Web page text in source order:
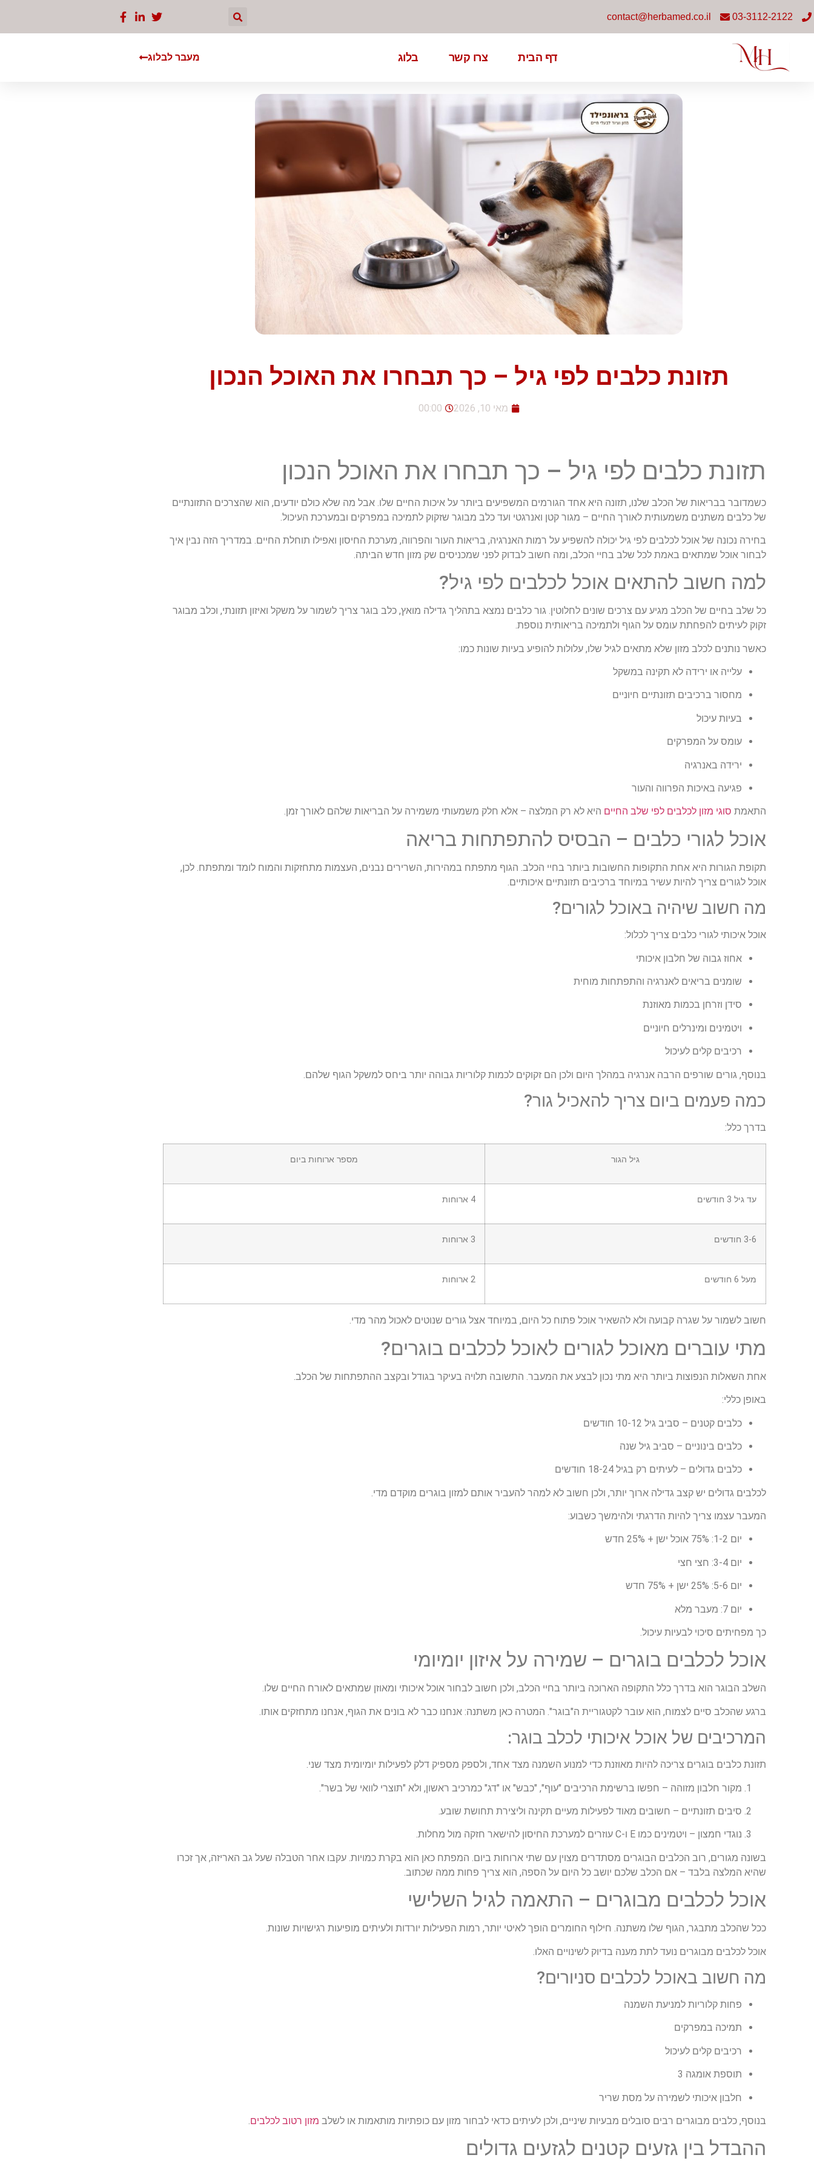
03-3112-2122
contact@herbamed.co.il
דף הבית צרו קשר בלוג מעבר לבלוג
תזונת כלבים לפי גיל – כך תבחרו את האוכל הנכון
מאי 10, 2026 00:00
תזונת כלבים לפי גיל – כך תבחרו את האוכל הנכון
כשמדובר בבריאות של הכלב שלנו, תזונה היא אחד הגורמים המשפיעים ביותר על איכות החיים שלו. אבל מה שלא כולם יודעים, הוא שהצרכים התזונתיים
של כלבים משתנים משמעותית לאורך החיים – מגור קטן ואנרגטי ועד כלב מבוגר שזקוק לתמיכה במפרקים ובמערכת העיכול.
בחירה נכונה של אוכל לכלבים לפי גיל יכולה להשפיע על רמות האנרגיה, בריאות העור והפרווה, מערכת החיסון ואפילו תוחלת החיים. במדריך הזה נבין איך
לבחור אוכל שמתאים באמת לכל שלב בחיי הכלב, ומה חשוב לבדוק לפני שמכניסים שק מזון חדש הביתה.
למה חשוב להתאים אוכל לכלבים לפי גיל?
כל שלב בחיים של הכלב מגיע עם צרכים שונים לחלוטין. גור כלבים נמצא בתהליך גדילה מואץ, כלב בוגר צריך לשמור על משקל ואיזון תזונתי, וכלב מבוגר
זקוק לעיתים להפחתת עומס על הגוף ולתמיכה בריאותית נוספת.
כאשר נותנים לכלב מזון שלא מתאים לגיל שלו, עלולות להופיע בעיות שונות כמו:
עלייה או ירידה לא תקינה במשקל
מחסור ברכיבים תזונתיים חיוניים
בעיות עיכול
עומס על המפרקים
ירידה באנרגיה
פגיעה באיכות הפרווה והעור
התאמת סוגי מזון לכלבים לפי שלב החיים היא לא רק המלצה – אלא חלק משמעותי משמירה על הבריאות שלהם לאורך זמן.
אוכל לגורי כלבים – הבסיס להתפתחות בריאה
תקופת הגורות היא אחת התקופות החשובות ביותר בחיי הכלב. הגוף מתפתח במהירות, השרירים נבנים, העצמות מתחזקות והמוח לומד ומתפתח. לכן,
אוכל לגורים צריך להיות עשיר במיוחד ברכיבים תזונתיים איכותיים.
מה חשוב שיהיה באוכל לגורים?
אוכל איכותי לגורי כלבים צריך לכלול:
אחוז גבוה של חלבון איכותי
שומנים בריאים לאנרגיה והתפתחות מוחית
סידן וזרחן בכמות מאוזנת
ויטמינים ומינרלים חיוניים
רכיבים קלים לעיכול
בנוסף, גורים שורפים הרבה אנרגיה במהלך היום ולכן הם זקוקים לכמות קלוריות גבוהה יותר ביחס למשקל הגוף שלהם.
כמה פעמים ביום צריך להאכיל גור?
בדרך כלל:
גיל הגור מספר ארוחות ביום
עד גיל 3 חודשים 4 ארוחות
3-6 חודשים 3 ארוחות
מעל 6 חודשים 2 ארוחות
חשוב לשמור על שגרה קבועה ולא להשאיר אוכל פתוח כל היום, במיוחד אצל גורים שנוטים לאכול מהר מדי.
מתי עוברים מאוכל לגורים לאוכל לכלבים בוגרים?
אחת השאלות הנפוצות ביותר היא מתי נכון לבצע את המעבר. התשובה תלויה בעיקר בגודל ובקצב ההתפתחות של הכלב.
באופן כללי:
כלבים קטנים – סביב גיל 10-12 חודשים
כלבים בינוניים – סביב גיל שנה
כלבים גדולים – לעיתים רק בגיל 18-24 חודשים
לכלבים גדולים יש קצב גדילה ארוך יותר, ולכן חשוב לא למהר להעביר אותם למזון בוגרים מוקדם מדי.
המעבר עצמו צריך להיות הדרגתי ולהימשך כשבוע:
יום 1-2: 75% אוכל ישן + 25% חדש
יום 3-4: חצי חצי
יום 5-6: 25% ישן + 75% חדש
יום 7: מעבר מלא
כך מפחיתים סיכוי לבעיות עיכול.
אוכל לכלבים בוגרים – שמירה על איזון יומיומי
השלב הבוגר הוא בדרך כלל התקופה הארוכה ביותר בחיי הכלב, ולכן חשוב לבחור אוכל איכותי ומאוזן שמתאים לאורח החיים שלו.
ברגע שהכלב סיים לצמוח, הוא עובר לקטגוריית ה"בוגר". המטרה כאן משתנה: אנחנו כבר לא בונים את הגוף, אנחנו מתחזקים אותו.
המרכיבים של אוכל איכותי לכלב בוגר:
תזונת כלבים בוגרים צריכה להיות מאוזנת כדי למנוע השמנה מצד אחד, ולספק מספיק דלק לפעילות יומיומית מצד שני.
מקור חלבון מזוהה – חפשו ברשימת הרכיבים "עוף", "כבש" או "דג" כמרכיב ראשון, ולא "תוצרי לוואי של בשר".
סיבים תזונתיים – חשובים מאוד לפעילות מעיים תקינה וליצירת תחושת שובע.
נוגדי חמצון – ויטמינים כמו E ו-C עוזרים למערכת החיסון להישאר חזקה מול מחלות.
בשונה מגורים, רוב הכלבים הבוגרים מסתדרים מצוין עם שתי ארוחות ביום. המפתח כאן הוא בקרת כמויות. עקבו אחר הטבלה שעל גב האריזה, אך זכרו
שהיא המלצה בלבד – אם הכלב שלכם יושב כל היום על הספה, הוא צריך פחות ממה שכתוב.
אוכל לכלבים מבוגרים – התאמה לגיל השלישי
ככל שהכלב מתבגר, הגוף שלו משתנה. חילוף החומרים הופך לאיטי יותר, רמות הפעילות יורדות ולעיתים מופיעות רגישויות שונות.
אוכל לכלבים מבוגרים נועד לתת מענה בדיוק לשינויים האלו.
מה חשוב באוכל לכלבים סניורים?
פחות קלוריות למניעת השמנה
תמיכה במפרקים
רכיבים קלים לעיכול
תוספת אומגה 3
חלבון איכותי לשמירה על מסת שריר
בנוסף, כלבים מבוגרים רבים סובלים מבעיות שיניים, ולכן לעיתים כדאי לבחור מזון עם כופתיות מותאמות או לשלב מזון רטוב לכלבים.
ההבדל בין גזעים קטנים לגזעים גדולים